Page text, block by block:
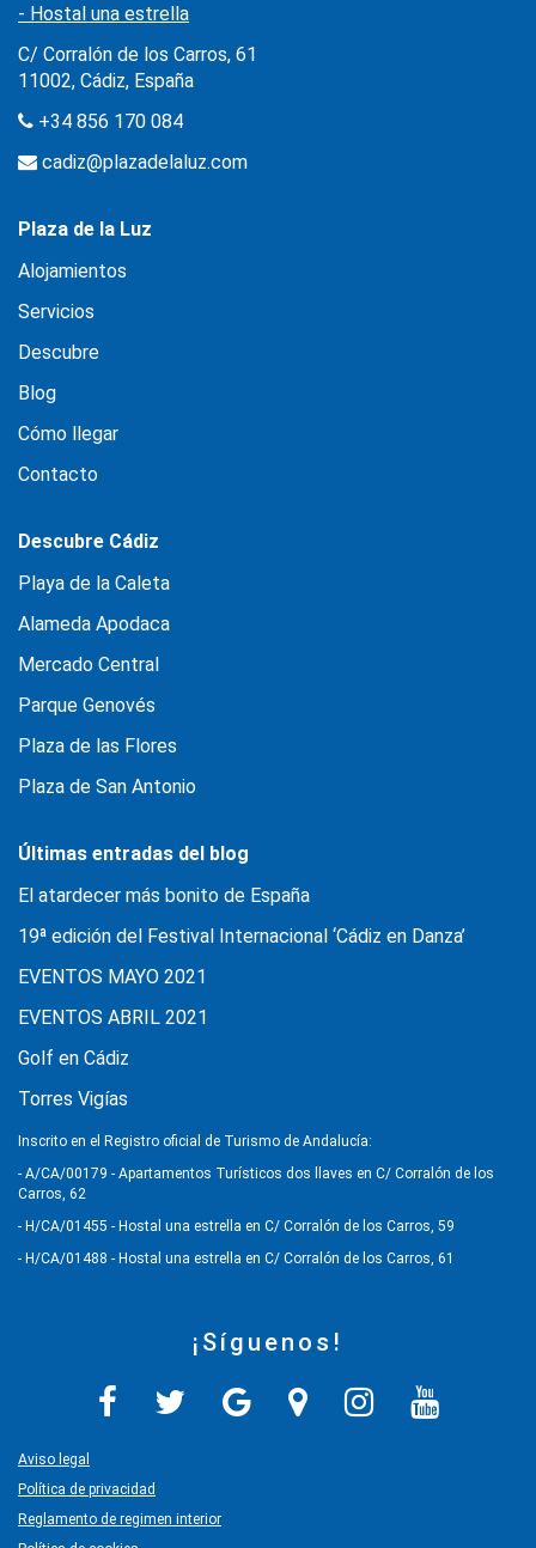
- Hostal una estrella
C/ Corralón de los Carros, 61
11002, Cádiz, España
+34 856 170 084
cadiz@plazadelaluz.com
Plaza de la Luz
Alojamientos
Servicios
Descubre
Blog
Cómo llegar
Contacto
Descubre Cádiz
Playa de la Caleta
Alameda Apodaca
Mercado Central
Parque Genovés
Plaza de las Flores
Plaza de San Antonio
Últimas entradas del blog
El atardecer más bonito de España
19ª edición del Festival Internacional ‘Cádiz en Danza’
EVENTOS MAYO 2021
EVENTOS ABRIL 2021
Golf en Cádiz
Torres Vigías
Inscrito en el Registro oficial de Turismo de Andalucía:
- A/CA/00179 - Apartamentos Turísticos dos llaves en C/ Corralón de los
Carros, 62
- H/CA/01455 - Hostal una estrella en C/ Corralón de los Carros, 59
- H/CA/01488 - Hostal una estrella en C/ Corralón de los Carros, 61
¡Síguenos!
Aviso legal
Política de privacidad
Reglamento de regimen interior